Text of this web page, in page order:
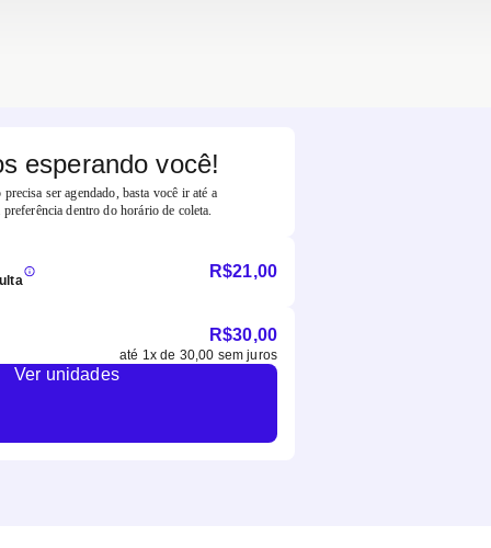
esperando você!
precisa ser agendado, basta você ir até a
preferência dentro do horário de coleta.
R$21,00
R$30,00
até 1x de 30,00 sem juros
Ver unidades